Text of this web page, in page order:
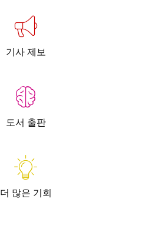
기사 제보
도서 출판
더 많은 기회